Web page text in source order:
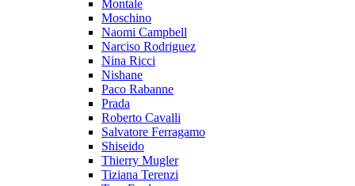
Montale
Moschino
Naomi Campbell
Narciso Rodriguez
Nina Ricci
Nishane
Paco Rabanne
Prada
Roberto Cavalli
Salvatore Ferragamo
Shiseido
Thierry Mugler
Tiziana Terenzi